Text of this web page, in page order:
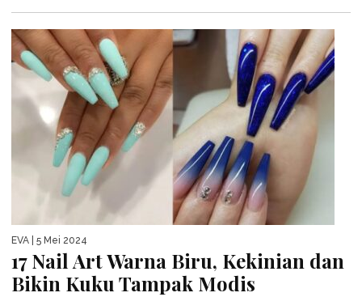
EVA | 5 Mei 2024
17 Nail Art Warna Biru, Kekinian dan
Bikin Kuku Tampak Modis